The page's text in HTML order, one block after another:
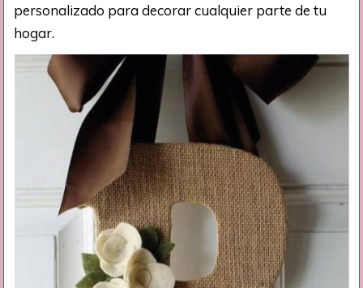
personalizado para decorar cualquier parte de tu
hogar.